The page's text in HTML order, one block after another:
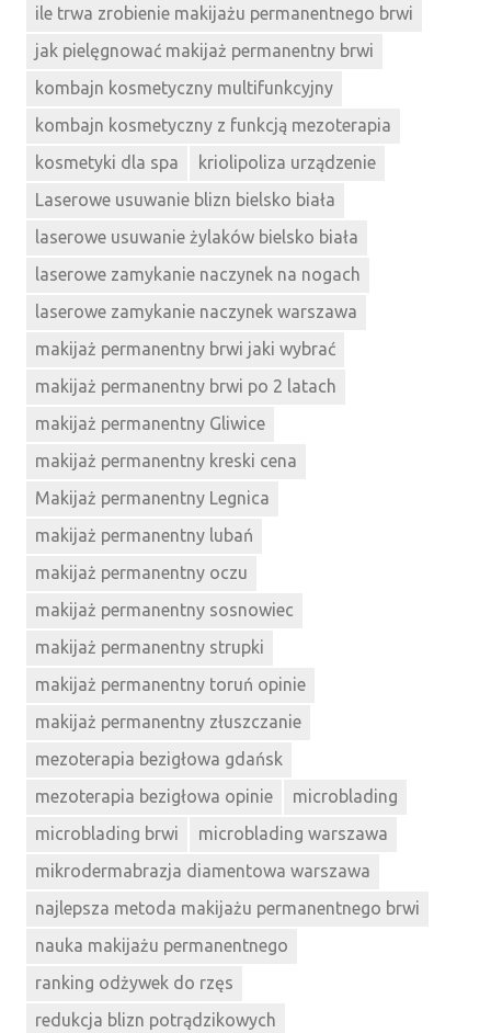
ile trwa zrobienie makijażu permanentnego brwi
jak pielęgnować makijaż permanentny brwi
kombajn kosmetyczny multifunkcyjny
kombajn kosmetyczny z funkcją mezoterapia
kosmetyki dla spa
kriolipoliza urządzenie
Laserowe usuwanie blizn bielsko biała
laserowe usuwanie żylaków bielsko biała
laserowe zamykanie naczynek na nogach
laserowe zamykanie naczynek warszawa
makijaż permanentny brwi jaki wybrać
makijaż permanentny brwi po 2 latach
makijaż permanentny Gliwice
makijaż permanentny kreski cena
Makijaż permanentny Legnica
makijaż permanentny lubań
makijaż permanentny oczu
makijaż permanentny sosnowiec
makijaż permanentny strupki
makijaż permanentny toruń opinie
makijaż permanentny złuszczanie
mezoterapia bezigłowa gdańsk
mezoterapia bezigłowa opinie
microblading
microblading brwi
microblading warszawa
mikrodermabrazja diamentowa warszawa
najlepsza metoda makijażu permanentnego brwi
nauka makijażu permanentnego
ranking odżywek do rzęs
redukcja blizn potrądzikowych